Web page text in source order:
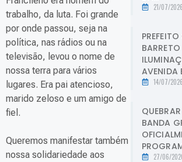
trabalho, da luta. Foi grande
por onde passou, seja na
política, nas rádios ou na
televisão, levou o nome de
nossa terra para vários
lugares. Era pai atencioso,
marido zeloso e um amigo de
fiel.
Queremos manifestar também
nossa solidariedade aos
21/07/2026
AVENIDA
14/07/2026
BANDA
27/06/